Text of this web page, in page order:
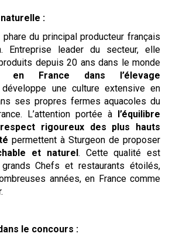
:
du principal producteur français
Entreprise leader du secteur, elle
depuis 20 ans dans le monde
en France dans l’élevage
une culture extensive en
ses propres fermes aquacoles du
L’attention portée à
l’équilibre
respect rigoureux des plus hauts
permettent à Sturgeon de proposer
et naturel . Cette qualité est
Chefs et restaurants étoilés,
années, en France comme
le concours :